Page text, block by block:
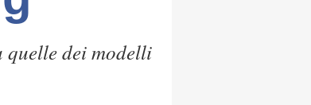
quelle dei modelli